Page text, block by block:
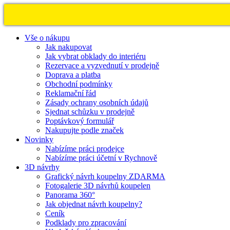
Vše o nákupu
Jak nakupovat
Jak vybrat obklady do interiéru
Rezervace a vyzvednutí v prodejně
Doprava a platba
Obchodní podmínky
Reklamační řád
Zásady ochrany osobních údajů
Sjednat schůzku v prodejně
Poptávkový formulář
Nakupujte podle značek
Novinky
Nabízíme práci prodejce
Nabízíme práci účetní v Rychnově
3D návrhy
Grafický návrh koupelny ZDARMA
Fotogalerie 3D návrhů koupelen
Panorama 360°
Jak objednat návrh koupelny?
Ceník
Podklady pro zpracování